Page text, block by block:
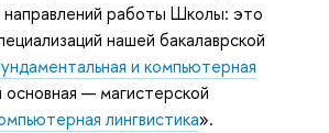
работы Школы: это
нашей бакалаврской
и компьютерная
основная — магистерской
лингвистика».